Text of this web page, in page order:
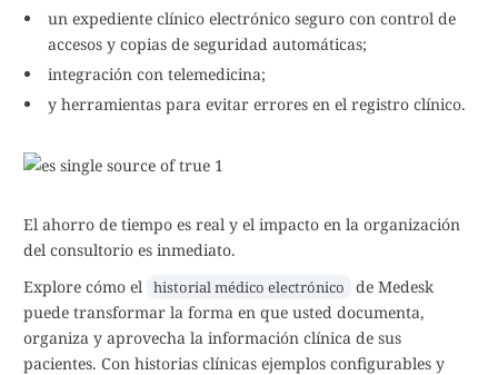
un expediente clínico electrónico seguro con control de
accesos y copias de seguridad automáticas;
integración con telemedicina;
y herramientas para evitar errores en el registro clínico.
El ahorro de tiempo es real y el impacto en la organización
del consultorio es inmediato.
Explore cómo el historial médico electrónico
de Medesk
puede transformar la forma en que usted documenta,
organiza y aprovecha la información clínica de sus
pacientes. Con historias clínicas ejemplos configurables y